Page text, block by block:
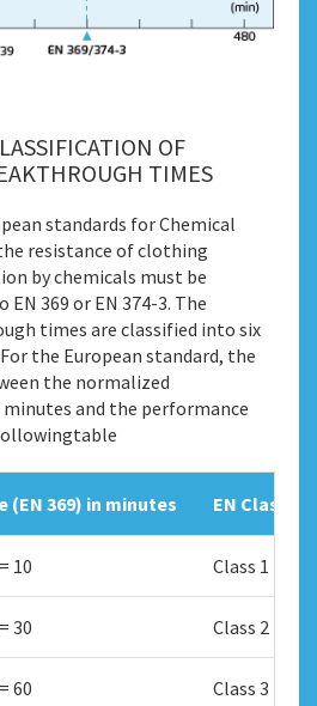
OF
TIMES
standards for Chemical
resistance of clothing
by chemicals must be
369 or EN 374-3. The
times are classified into six
the European standard, the
the normalized
and the performance
369) in minutes EN Class
10 Class 1
30 Class 2
60 Class 3